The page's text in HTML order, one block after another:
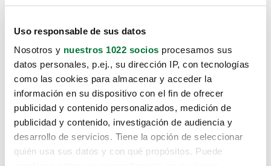
Uso responsable de sus datos
Nosotros y nuestros 1022 socios procesamos sus
datos personales, p.ej., su dirección IP, con tecnologías
como las cookies para almacenar y acceder la
información en su dispositivo con el fin de ofrecer
publicidad y contenido personalizados, medición de
publicidad y contenido, investigación de audiencia y
desarrollo de servicios. Tiene la opción de seleccionar
quién usa sus datos y con qué propósitos. Puede
Lo sentimos, no sabemos como
te hemos traido hasta aquí.
Pero puedes encontrar el coche que estás
buscando en alguno de estos enlaces: